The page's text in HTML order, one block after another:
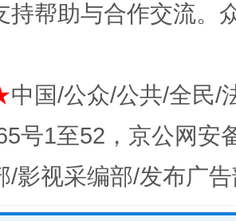
助力责任有效落实
持帮助与合作交流。
中国/公众/公共/全民/
号1至52，京公网安
/影视采编部/发布广